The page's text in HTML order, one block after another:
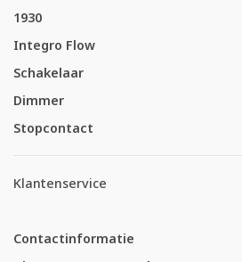
1930
Integro Flow
Schakelaar
Dimmer
Stopcontact
Klantenservice
Contactinformatie